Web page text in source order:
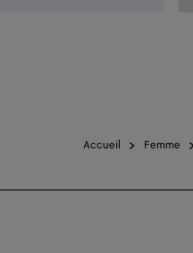
Accueil Femme